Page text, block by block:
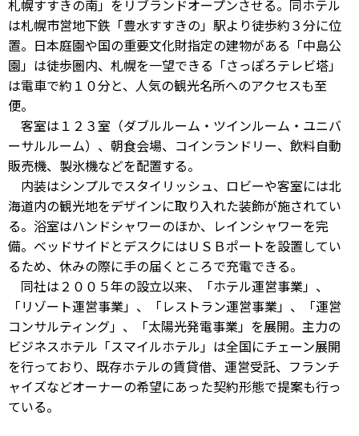
札幌すすきの南」をリブランドオープンさせる。同ホテル
は札幌市営地下鉄「豊水すすきの」駅より徒歩約３分に位
置。日本庭園や国の重要文化財指定の建物がある「中島公
園」は徒歩圏内、札幌を一望できる「さっぽろテレビ塔」
は電車で約１０分と、人気の観光名所へのアクセスも至
便。
客室は１２３室（ダブルルーム・ツインルーム・ユニバ
ーサルルーム）、朝食会場、コインランドリー、飲料自動
販売機、製氷機などを配置する。
内装はシンプルでスタイリッシュ、ロビーや客室には北
海道内の観光地をデザインに取り入れた装飾が施されてい
る。浴室はハンドシャワーのほか、レインシャワーを完
備。ベッドサイドとデスクにはＵＳＢポートを設置してい
るため、休みの際に手の届くところで充電できる。
同社は２００５年の設立以来、「ホテル運営事業」、
「リゾート運営事業」、「レストラン運営事業」、「運営
コンサルティング」、「太陽光発電事業」を展開。主力の
ビジネスホテル「スマイルホテル」は全国にチェーン展開
を行っており、既存ホテルの賃貸借、運営受託、フランチ
ャイズなどオーナーの希望にあった契約形態で提案も行っ
ている。